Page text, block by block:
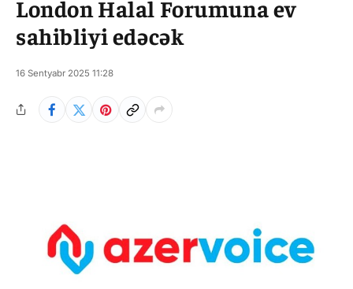
London Halal Forumuna ev
sahibliyi edəcək
16 Sentyabr 2025 11:28